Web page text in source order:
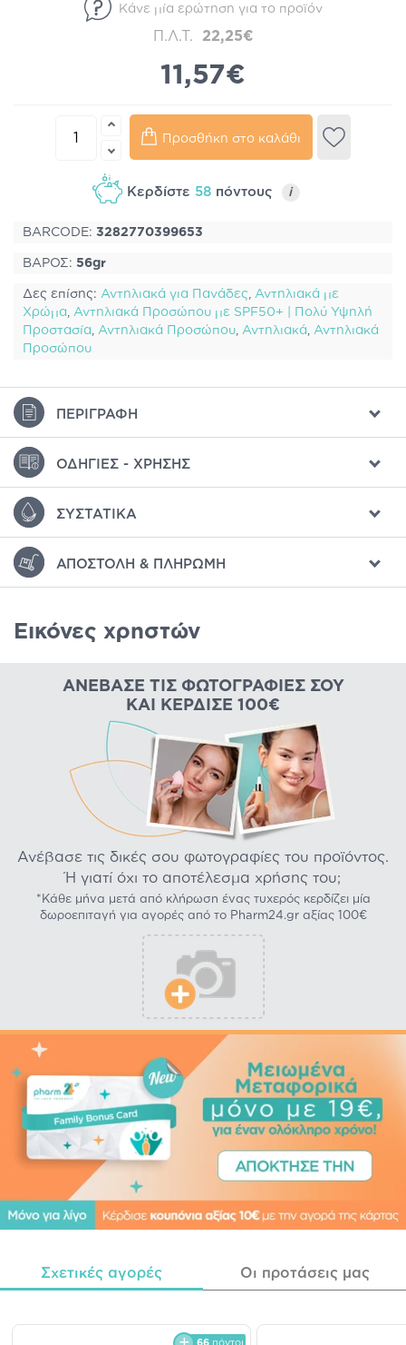
Κάνε μία ερώτηση για το προϊόν
Π.Λ.Τ. 22,25€
11,57€
Προσθήκη στο καλάθι
Κερδίστε 58 πόντους i
BARCODE: 3282770399653
ΒΑΡΟΣ: 56gr
Δες επίσης: Αντηλιακά για Πανάδες, Αντηλιακά με
Χρώμα, Αντηλιακά Προσώπου με SPF50+ | Πολύ Υψηλή
Προστασία, Αντηλιακά Προσώπου, Αντηλιακά, Αντηλιακά
Προσώπου
ΠΕΡΙΓΡΑΦΉ
ΟΔΗΓΊΕΣ - ΧΡΉΣΗΣ
ΣΥΣΤΑΤΙΚΆ
ΑΠΟΣΤΟΛΉ & ΠΛΗΡΩΜΉ
Εικόνες χρηστών
ΑΝΈΒΑΣΕ ΤΙΣ ΦΩΤΟΓΡΑΦΊΕΣ ΣΟΥ
ΚΑΙ ΚΈΡΔΙΣΕ 100€
Ανέβασε τις δικές σου φωτογραφίες του προϊόντος.
Ή γιατί όχι το αποτέλεσμα χρήσης του;
*Κάθε μήνα μετά από κλήρωση ένας τυχερός κερδίζει μία
δωροεπιταγή για αγορές από το Pharm24.gr αξίας 100€
Σχετικές αγορές Οι προτάσεις μας
66 πόντοι